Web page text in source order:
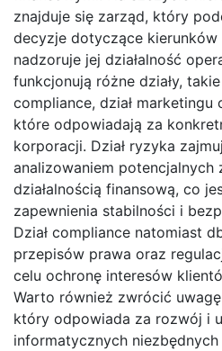
znajduje się zarząd, który
decyzje dotyczące
nadzoruje jej działalność
funkcjonują różne działy,
compliance, dział marketingu
które odpowiadają za
korporacji. Dział ryzyka
analizowaniem potencjalnych
działalnością finansową, co
zapewnienia stabilności i
Dział compliance natomiast
przepisów prawa oraz
celu ochronę interesów
Warto również zwrócić uwagę
który odpowiada za rozwój i
informatycznych